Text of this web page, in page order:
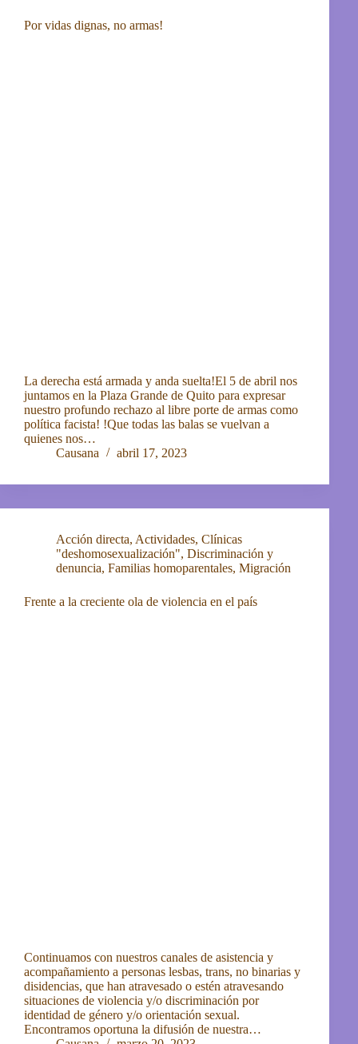
Por vidas dignas, no armas!
La derecha está armada y anda suelta!El 5 de abril nos
juntamos en la Plaza Grande de Quito para expresar
nuestro profundo rechazo al libre porte de armas como
política facista! !Que todas las balas se vuelvan a
quienes nos…
Causana
abril 17, 2023
Acción directa, Actividades, Clínicas
"deshomosexualización", Discriminación y
denuncia, Familias homoparentales, Migración
Frente a la creciente ola de violencia en el país
Continuamos con nuestros canales de asistencia y
acompañamiento a personas lesbas, trans, no binarias y
disidencias, que han atravesado o estén atravesando
situaciones de violencia y/o discriminación por
identidad de género y/o orientación sexual.
Encontramos oportuna la difusión de nuestra…